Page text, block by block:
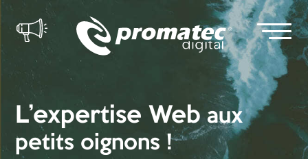
L’expertise Webaux
petits oignons !